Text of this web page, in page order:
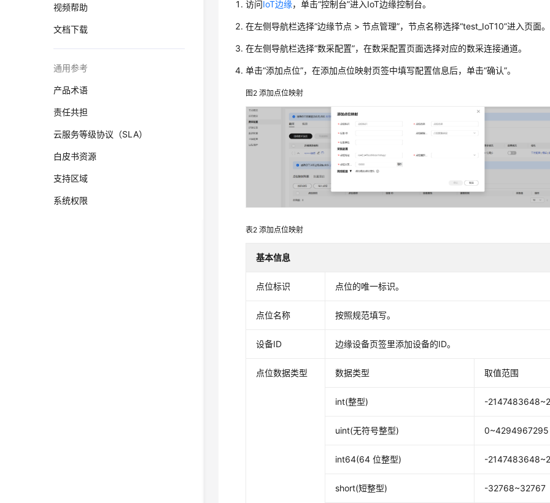
视频帮助
文档下载
通用参考
产品术语
责任共担
云服务等级协议（SLA）
白皮书资源
支持区域
系统权限
访问IoT边缘，单击“控制台”进入IoT边缘控制台。
在左侧导航栏选择“边缘节点 > 节点管理”，节点名称选择“test_IoT10”进入页面。
在左侧导航栏选择“数采配置”，在数采配置页面选择对应的数采连接通道。
单击“添加点位”，在添加点位映射页签中填写配置信息后，单击“确认”。
图2添加点位映射
表2添加点位映射
基本信息
点位标识 点位的唯一标识。
点位名称 按照规范填写。
设备ID 边缘设备页签里添加设备的ID。
点位数据类型 数据类型 取值范围
int(整型) -
uint(无符号整型) 0~4294967295
int64(64 位整型) -
short(短整型) -32768~32767